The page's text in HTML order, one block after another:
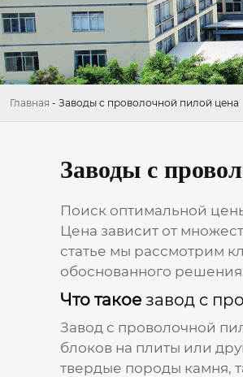
Главная - Заводы с проволочной пилой цена
Заводы с
Поиск оптимальной
Цена зависит от
статье мы рассмотрим
обоснованного
Что такое завод с
Завод с проволочной
блоков на плиты или
твердые породы камня,